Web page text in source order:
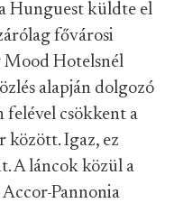
Hunguest küldte el
fővárosi
Hotelsnél
alapján dolgozó
felével csökkent a
között. Igaz, ez
A láncok közül a
Pannonia